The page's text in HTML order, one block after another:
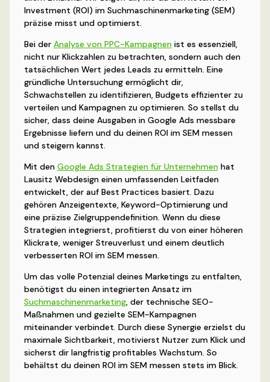
Investment (ROI) im Suchmaschinenmarketing (SEM)
präzise misst und optimierst.
Bei der Analyse von PPC-Kampagnenist es essenziell,
nicht nur Klickzahlen zu betrachten, sondern auch den
tatsächlichen Wert jedes Leads zu ermitteln. Eine
gründliche Untersuchung ermöglicht dir,
Schwachstellen zu identifizieren, Budgets effizienter zu
verteilen und Kampagnen zu optimieren. So stellst du
sicher, dass deine Ausgaben in Google Ads messbare
Ergebnisse liefern und du deinen ROI im SEM messen
und steigern kannst.
Mit den Google Ads Strategien für Unternehmenhat
Lausitz Webdesign einen umfassenden Leitfaden
entwickelt, der auf Best Practices basiert. Dazu
gehören Anzeigentexte, Keyword-Optimierung und
eine präzise Zielgruppendefinition. Wenn du diese
Strategien integrierst, profitierst du von einer höheren
Klickrate, weniger Streuverlust und einem deutlich
verbesserten ROI im SEM messen.
Um das volle Potenzial deines Marketings zu entfalten,
benötigst du einen integrierten Ansatz im
Suchmaschinenmarketing, der technische SEO-
Maßnahmen und gezielte SEM-Kampagnen
miteinander verbindet. Durch diese Synergie erzielst du
maximale Sichtbarkeit, motivierst Nutzer zum Klick und
sicherst dir langfristig profitables Wachstum. So
behältst du deinen ROI im SEM messen stets im Blick.